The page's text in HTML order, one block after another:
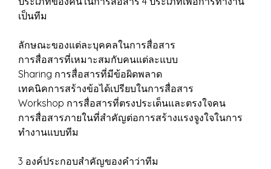
เป็นทีม
ลักษณะของแต่ละบุคคลในการสื่อสาร
การสื่อสารที่เหมาะสมกับคนแต่ละแบบ
Sharing การสื่อสารที่มีข้อผิดพลาด
เทคนิคการสร้างข้อได้เปรียบในการสื่อสาร
Workshop การสื่อสารที่ตรงประเด็นและตรงใจคน
การสื่อสารภายในที่สำคัญต่อการสร้างแรงจูงใจในการ
ทำงานแบบทีม
3 องค์ประกอบสำคัญของคำว่าทีม